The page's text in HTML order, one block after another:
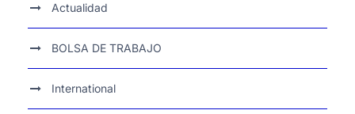
Actualidad
BOLSA DE TRABAJO
International